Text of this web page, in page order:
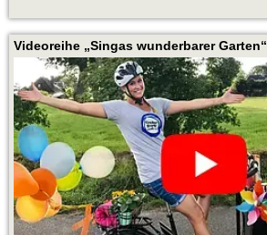
Videoreihe „Singas wunderbarer Garten“